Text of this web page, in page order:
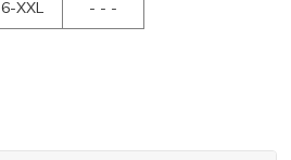
6-XXL
- - -